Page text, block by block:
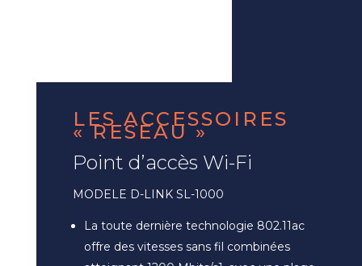
LES ACCESSOIRES
« RESEAU »
Point d’accès Wi-Fi
MODELE D-LINK SL-1000
La toute dernière technologie 802.11ac
offre des vitesses sans fil combinées